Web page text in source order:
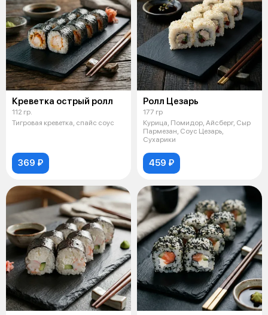
Креветка острый ролл
112 гр.
Тигровая креветка, спайс соус
369 ₽
Ролл Цезарь
177 гр
Курица, Помидор, Айсберг, Сыр
Пармезан, Соус Цезарь,
Сухарики
459 ₽